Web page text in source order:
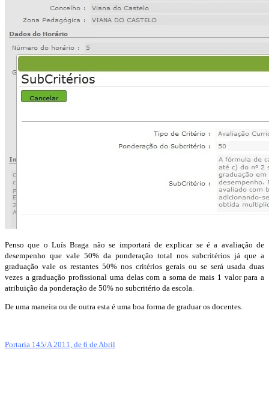
Penso que o Luís Braga não se importará de explicar se é a avaliação de
desempenho que vale 50% da ponderação total nos subcritérios já que a
graduação vale os restantes 50% nos critérios gerais ou se será usada duas
vezes a graduação profissional uma delas com a soma de mais 1 valor para a
atribuição da ponderação de 50% no subcritério da escola.
De uma maneira ou de outra esta é uma boa forma de graduar os docentes.
Portaria 145/A 2011, de 6 de Abril